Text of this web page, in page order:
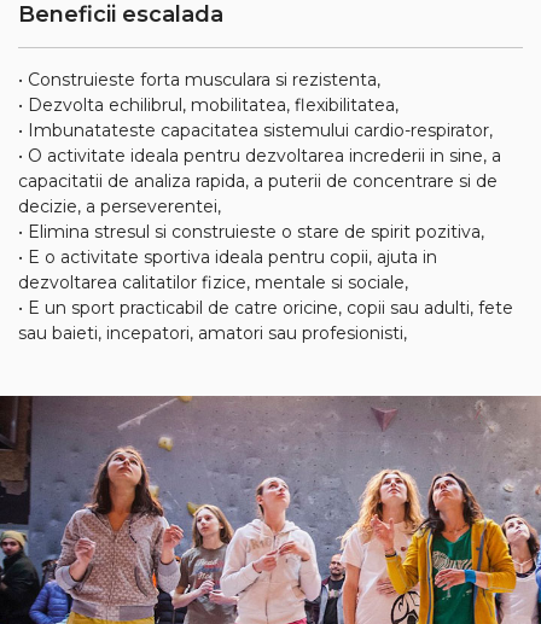
Beneficii escalada
• Construieste forta musculara si rezistenta,
• Dezvolta echilibrul, mobilitatea, flexibilitatea,
• Imbunatateste capacitatea sistemului cardio-respirator,
• O activitate ideala pentru dezvoltarea increderii in sine, a
capacitatii de analiza rapida, a puterii de concentrare si de
decizie, a perseverentei,
• Elimina stresul si construieste o stare de spirit pozitiva,
• E o activitate sportiva ideala pentru copii, ajuta in
dezvoltarea calitatilor fizice, mentale si sociale,
• E un sport practicabil de catre oricine, copii sau adulti, fete
sau baieti, incepatori, amatori sau profesionisti,